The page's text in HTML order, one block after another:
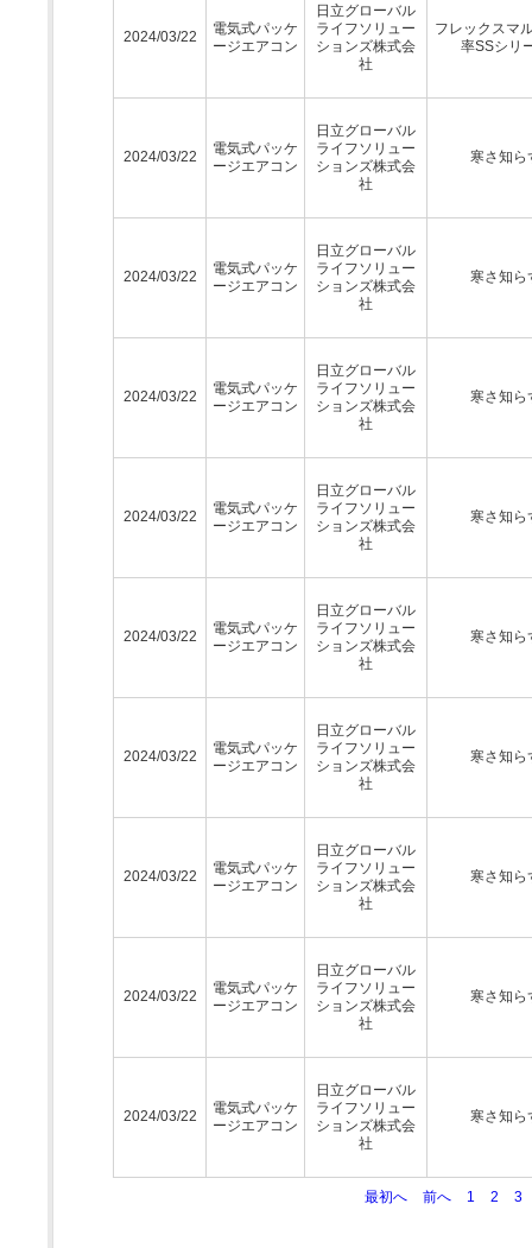
2024/03/22
電気式パッケ
ージエアコン
日立グローバル
ライフソリュー
ションズ株式会
社
フレックスマ
率SSシリ
2024/03/22
電気式パッケ
ージエアコン
日立グローバル
ライフソリュー
ションズ株式会
社
寒さ知ら
2024/03/22
電気式パッケ
ージエアコン
日立グローバル
ライフソリュー
ションズ株式会
社
寒さ知ら
2024/03/22
電気式パッケ
ージエアコン
日立グローバル
ライフソリュー
ションズ株式会
社
寒さ知ら
2024/03/22
電気式パッケ
ージエアコン
日立グローバル
ライフソリュー
ションズ株式会
社
寒さ知ら
2024/03/22
電気式パッケ
ージエアコン
日立グローバル
ライフソリュー
ションズ株式会
社
寒さ知ら
2024/03/22
電気式パッケ
ージエアコン
日立グローバル
ライフソリュー
ションズ株式会
社
寒さ知ら
2024/03/22
電気式パッケ
ージエアコン
日立グローバル
ライフソリュー
ションズ株式会
社
寒さ知ら
2024/03/22
電気式パッケ
ージエアコン
日立グローバル
ライフソリュー
ションズ株式会
社
寒さ知ら
2024/03/22
電気式パッケ
ージエアコン
日立グローバル
ライフソリュー
ションズ株式会
社
寒さ知ら
最初へ 前へ 1 2 3